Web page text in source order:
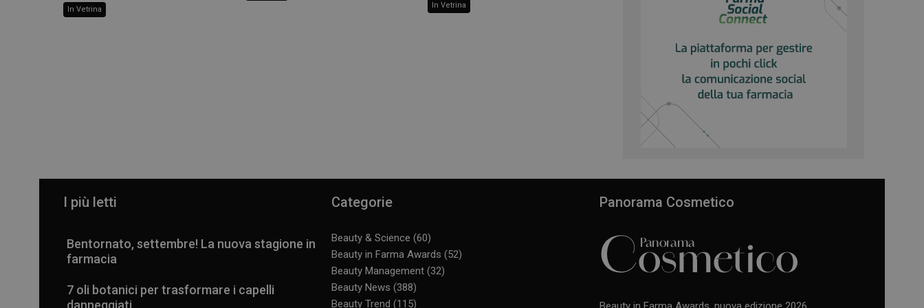
In Vetrina In Vetrina
I più letti
Bentornato, settembre! La nuova stagione in
farmacia
7 oli botanici per trasformare i capelli
danneggiati
Categorie
Beauty & Science (60)
Beauty in Farma Awards (52)
Beauty Management(32)
Beauty News (388)
Beauty Trend (115)
Panorama Cosmetico